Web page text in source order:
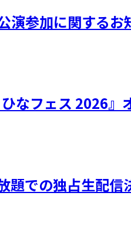
演参加に関するお
フェス 2026』
題での独占生配信